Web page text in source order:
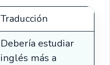
Traducción
Debería estudiar
inglés más a